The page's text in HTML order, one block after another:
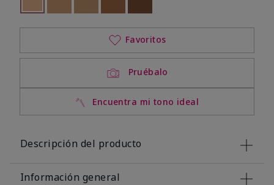
seleccionado
Out of stock
Pruébalo
Encuentra mi tono ideal
Favoritos
Descripción del producto
Información general